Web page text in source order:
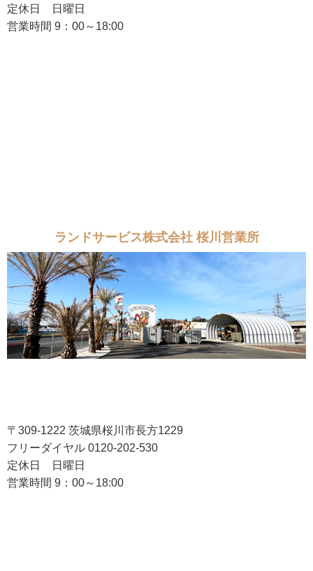
定休日 日曜日
営業時間 9：00～18:00
ランドサービス株式会社 桜川営業所
〒309-1222 茨城県桜川市長方1229
フリーダイヤル 0120-202-530
定休日 日曜日
営業時間 9：00～18:00